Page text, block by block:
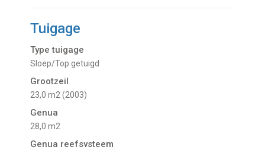
Tuigage
Type tuigage
Sloep/Top getuigd
Grootzeil
23,0 m2 (2003)
Genua
28,0 m2
Genua reefsysteem